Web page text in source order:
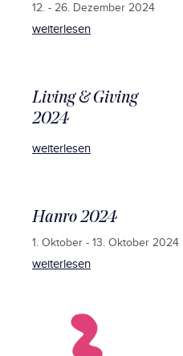
12. - 26. Dezember 2024
weiterlesen
Living & Giving
2024
weiterlesen
Hanro 2024
1. Oktober - 13. Oktober 2024
weiterlesen